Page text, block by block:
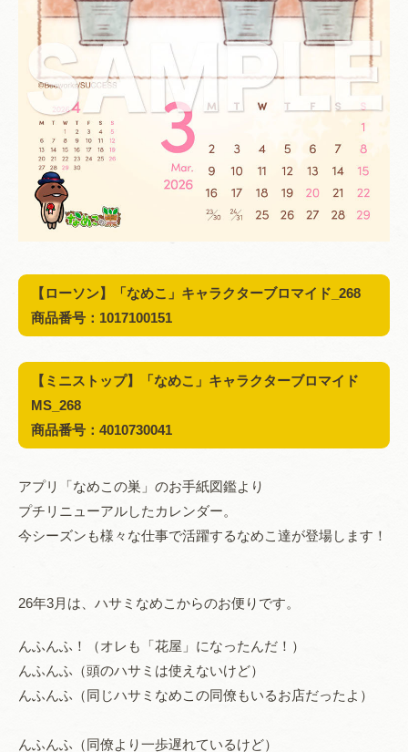
【ローソン】「なめこ」キャラクターブロマイド_268
商品番号：1017100151
【ミニストップ】「なめこ」キャラクターブロマイド
MS_268
商品番号：4010730041
アプリ「なめこの巣」のお手紙図鑑より
プチリニューアルしたカレンダー。
今シーズンも様々な仕事で活躍するなめこ達が登場します！
26年3月は、ハサミなめこからのお便りです。
んふんふ！（オレも「花屋」になったんだ！）
んふんふ（頭のハサミは使えないけど）
んふんふ（同じハサミなめこの同僚もいるお店だったよ）
んふんふ（同僚より一歩遅れているけど）